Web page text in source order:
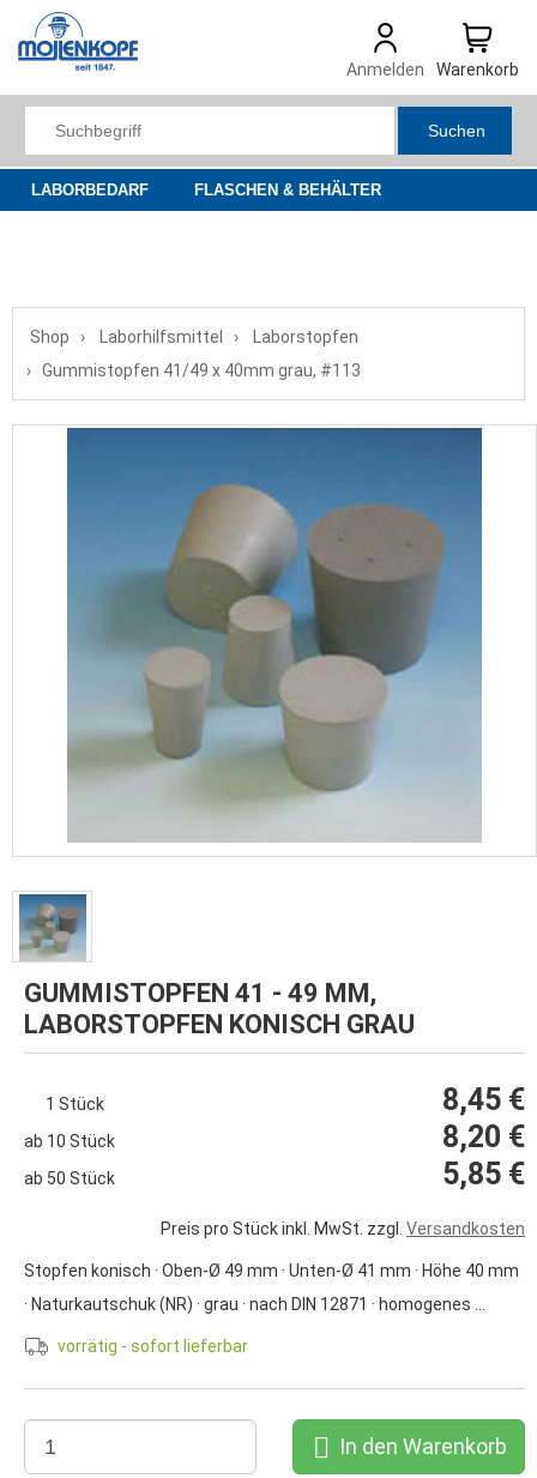
Anmelden Warenkorb
Suchen
LABORBEDARF FLASCHEN & BEHÄLTER
Shop Laborhilfsmittel
Laborstopfen
Gummistopfen 41/49 x 40mm grau, #113
GUMMISTOPFEN 41 - 49 MM,
LABORSTOPFEN KONISCH GRAU
1 Stück 8,45 €
ab 10 Stück 8,20 €
ab 50 Stück 5,85 €
Preis pro Stück inkl. MwSt. zzgl. Versandkosten
Stopfen konisch · Oben-Ø 49 mm · Unten-Ø 41 mm · Höhe 40 mm
· Naturkautschuk (NR) · grau · nach DIN 12871 · homogenes ...
vorrätig - sofort lieferbar
In den Warenkorb